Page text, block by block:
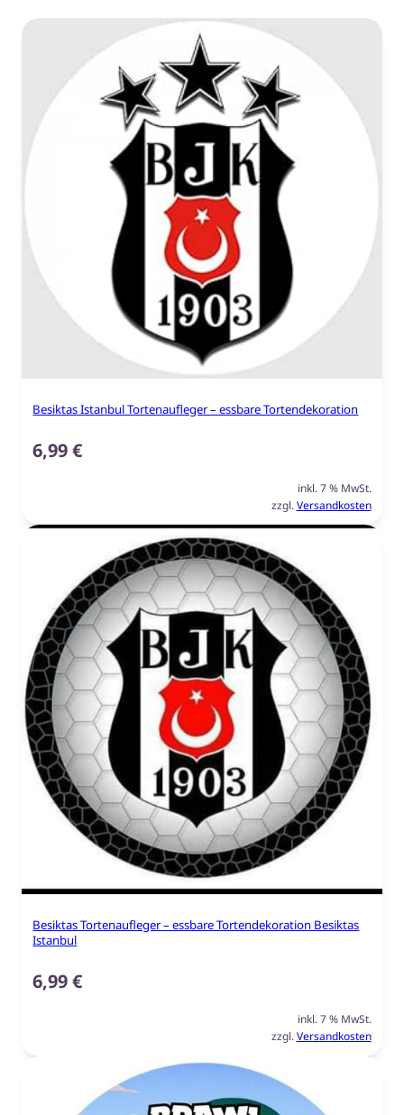
Besiktas Istanbul Tortenaufleger – essbare Tortendekoration
6,99€
inkl. 7 % MwSt.
zzgl.Versandkosten
Besiktas Tortenaufleger – essbare Tortendekoration Besiktas
Istanbul
6,99€
inkl. 7 % MwSt.
zzgl.Versandkosten